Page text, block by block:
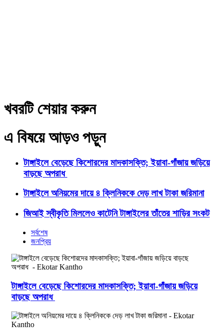
খবরটি শেয়ার করুন
এ বিষয়ে আড়ও পড়ুন
টাঙ্গাইলে বেড়েছে কিশোরদের মাদকাসক্তি; ইয়াবা-গাঁজায় জড়িয়ে
বাড়ছে অপরাধ
টাঙ্গাইলে অনিয়মের দায়ে ৪ ক্লিনিককে দেড় লাখ টাকা জরিমানা
জিআই স্বীকৃতি মিললেও কাটেনি টাঙ্গাইলের তাঁতের শাড়ির সংকট
সর্বশেষ
জনপ্রিয়
টাঙ্গাইলে বেড়েছে কিশোরদের মাদকাসক্তি; ইয়াবা-গাঁজায় জড়িয়ে
বাড়ছে অপরাধ